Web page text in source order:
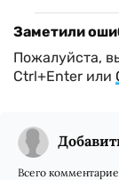
Заметили
Пожалуйста,
Ctrl+Enter или
Всего